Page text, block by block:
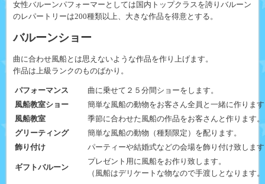
女性バルーンパフォーマーとしては国内トップクラスを誇りバルーン
のレパートリーは200種類以上、大きな作品を得意とする。
バルーンショー
曲に合わせ風船とは思えないような作品を作り上げます。
作品は上級ランクのものばかり。
パフォーマンス
曲に乗せて２５分間ショーをします。
風船教室ショー
簡単な風船の動物をお客さん全員と一緒に作りま
風船教室
季節に合わせた風船の作品をお客さんと作ります。
グリーティング
簡単な風船の動物（種類限定）を配ります。
飾り付け
パーティーや結婚式などの会場を飾り付け致しま
ギフトバルーン
プレゼント用に風船をお作り致します。
（風船はデリケートな物なので手渡しとなります